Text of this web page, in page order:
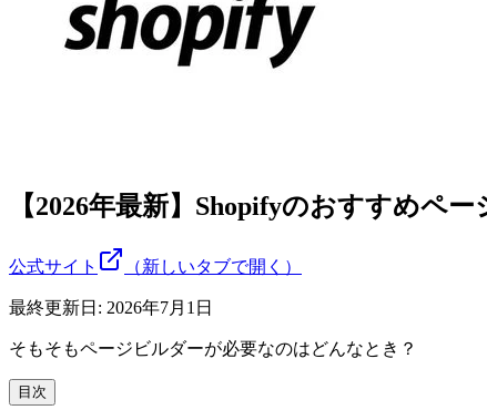
【2026年最新】Shopifyのおすすめペ
公式サイト （新しいタブで開く）
最終更新日: 2026年7月1日
そもそもページビルダーが必要なのはどんなとき？
目次